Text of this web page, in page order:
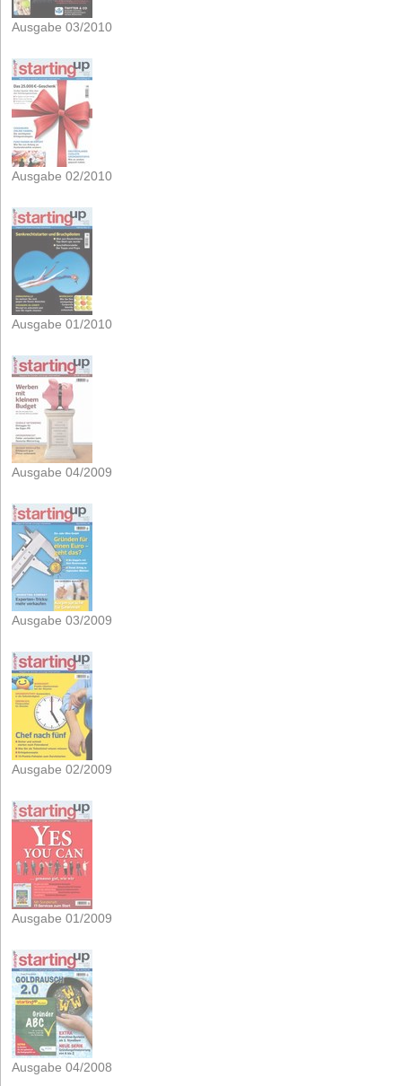
Ausgabe 03/2010
Ausgabe 02/2010
Ausgabe 01/2010
Ausgabe 04/2009
Ausgabe 03/2009
Ausgabe 02/2009
Ausgabe 01/2009
Ausgabe 04/2008